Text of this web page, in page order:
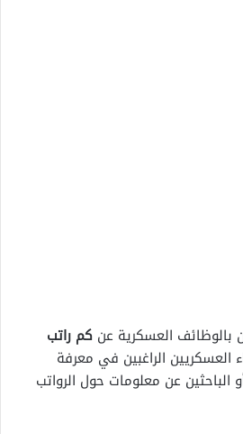
بالوظائف العسكرية عن كم راتب
الراغبين في معرفة
عن معلومات حول الرواتب